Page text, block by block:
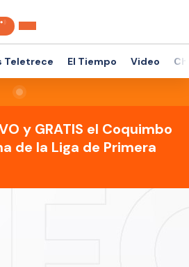
Teletrece El Tiempo Video
y GRATIS el Coquimbo
de la Liga de Primera